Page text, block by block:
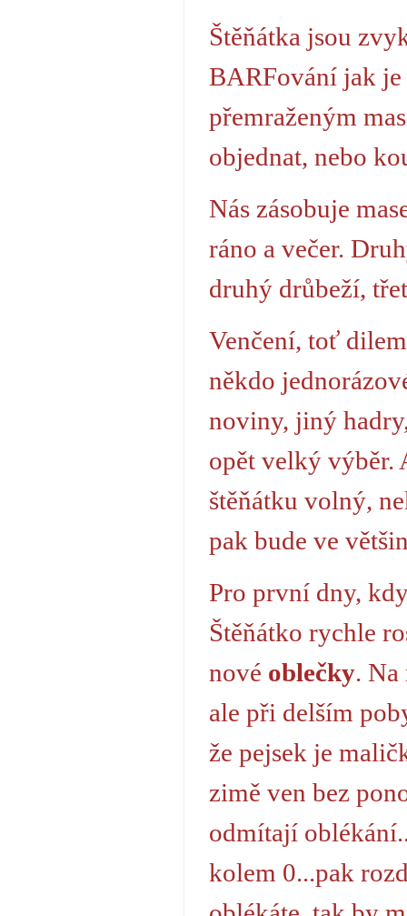
Štěňátka jsou
BARFování jak
přemraženým
objednat, nebo
Nás zásobuje
ráno a večer.
druhý drůbeží,
Venčení, toť
někdo
noviny, jiný
opět velký výběr.
štěňátku volný,
pak bude ve
Pro první dny,
Štěňátko rychle
nové oblečky. Na
ale při delším
že pejsek je
zimě ven bez
odmítají
kolem 0...pak